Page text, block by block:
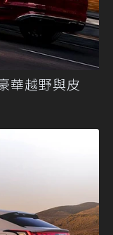
華越野與皮